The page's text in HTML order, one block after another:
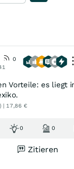
0
Vorteile: es liegt
| 17,86 €
0 0
Zitieren